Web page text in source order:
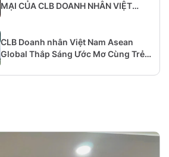
MẠI CỦA CLB DOANH NHÂN VIỆT
KHU VỰC
CLB Doanh nhân Việt Nam Asean
Global Thắp Sáng Ước Mơ Cùng Trẻ